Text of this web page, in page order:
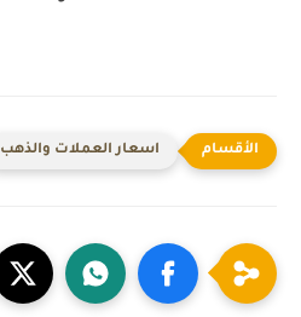
اسعار العملات والذهب